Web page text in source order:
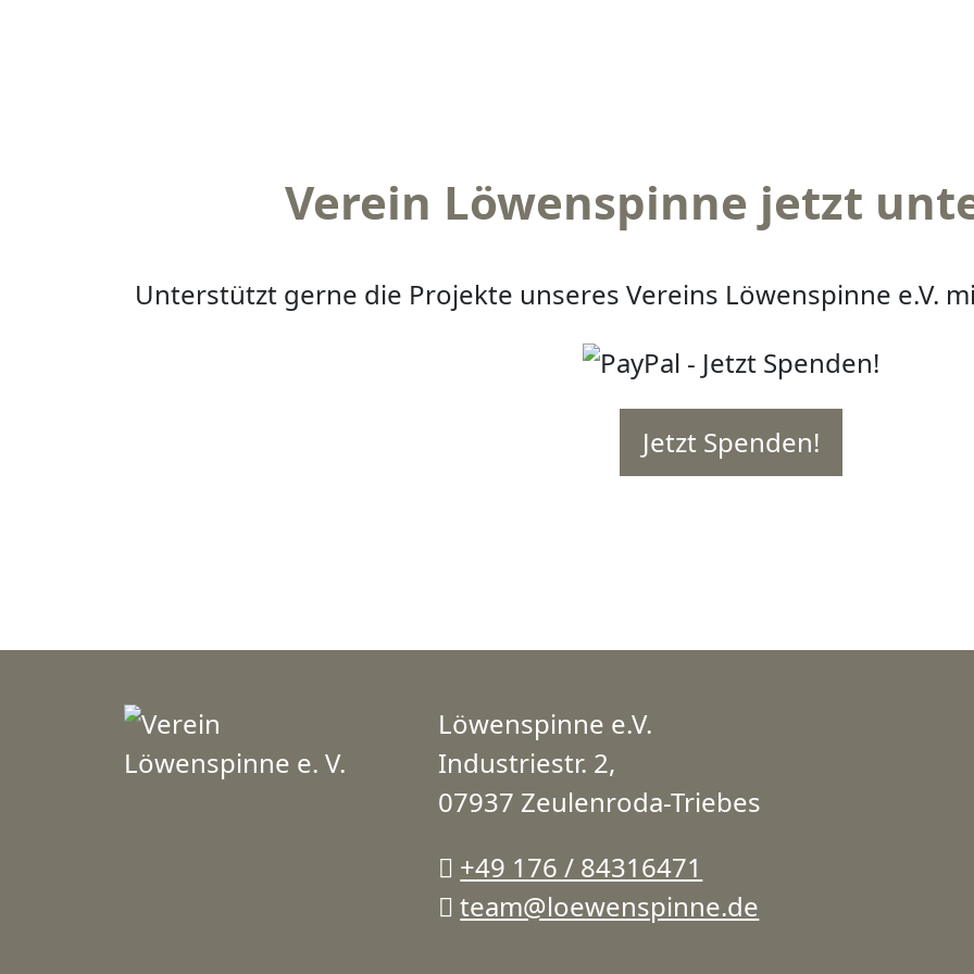
Verein Löwenspinne jetzt
Unterstützt gerne die Projekte unseres Vereins Löwenspinne e.V.
Löwenspinne e.V.
Industriestr. 2,
07937 Zeulenroda-Triebes
+49 176 / 84316471
team@loewenspinne.de